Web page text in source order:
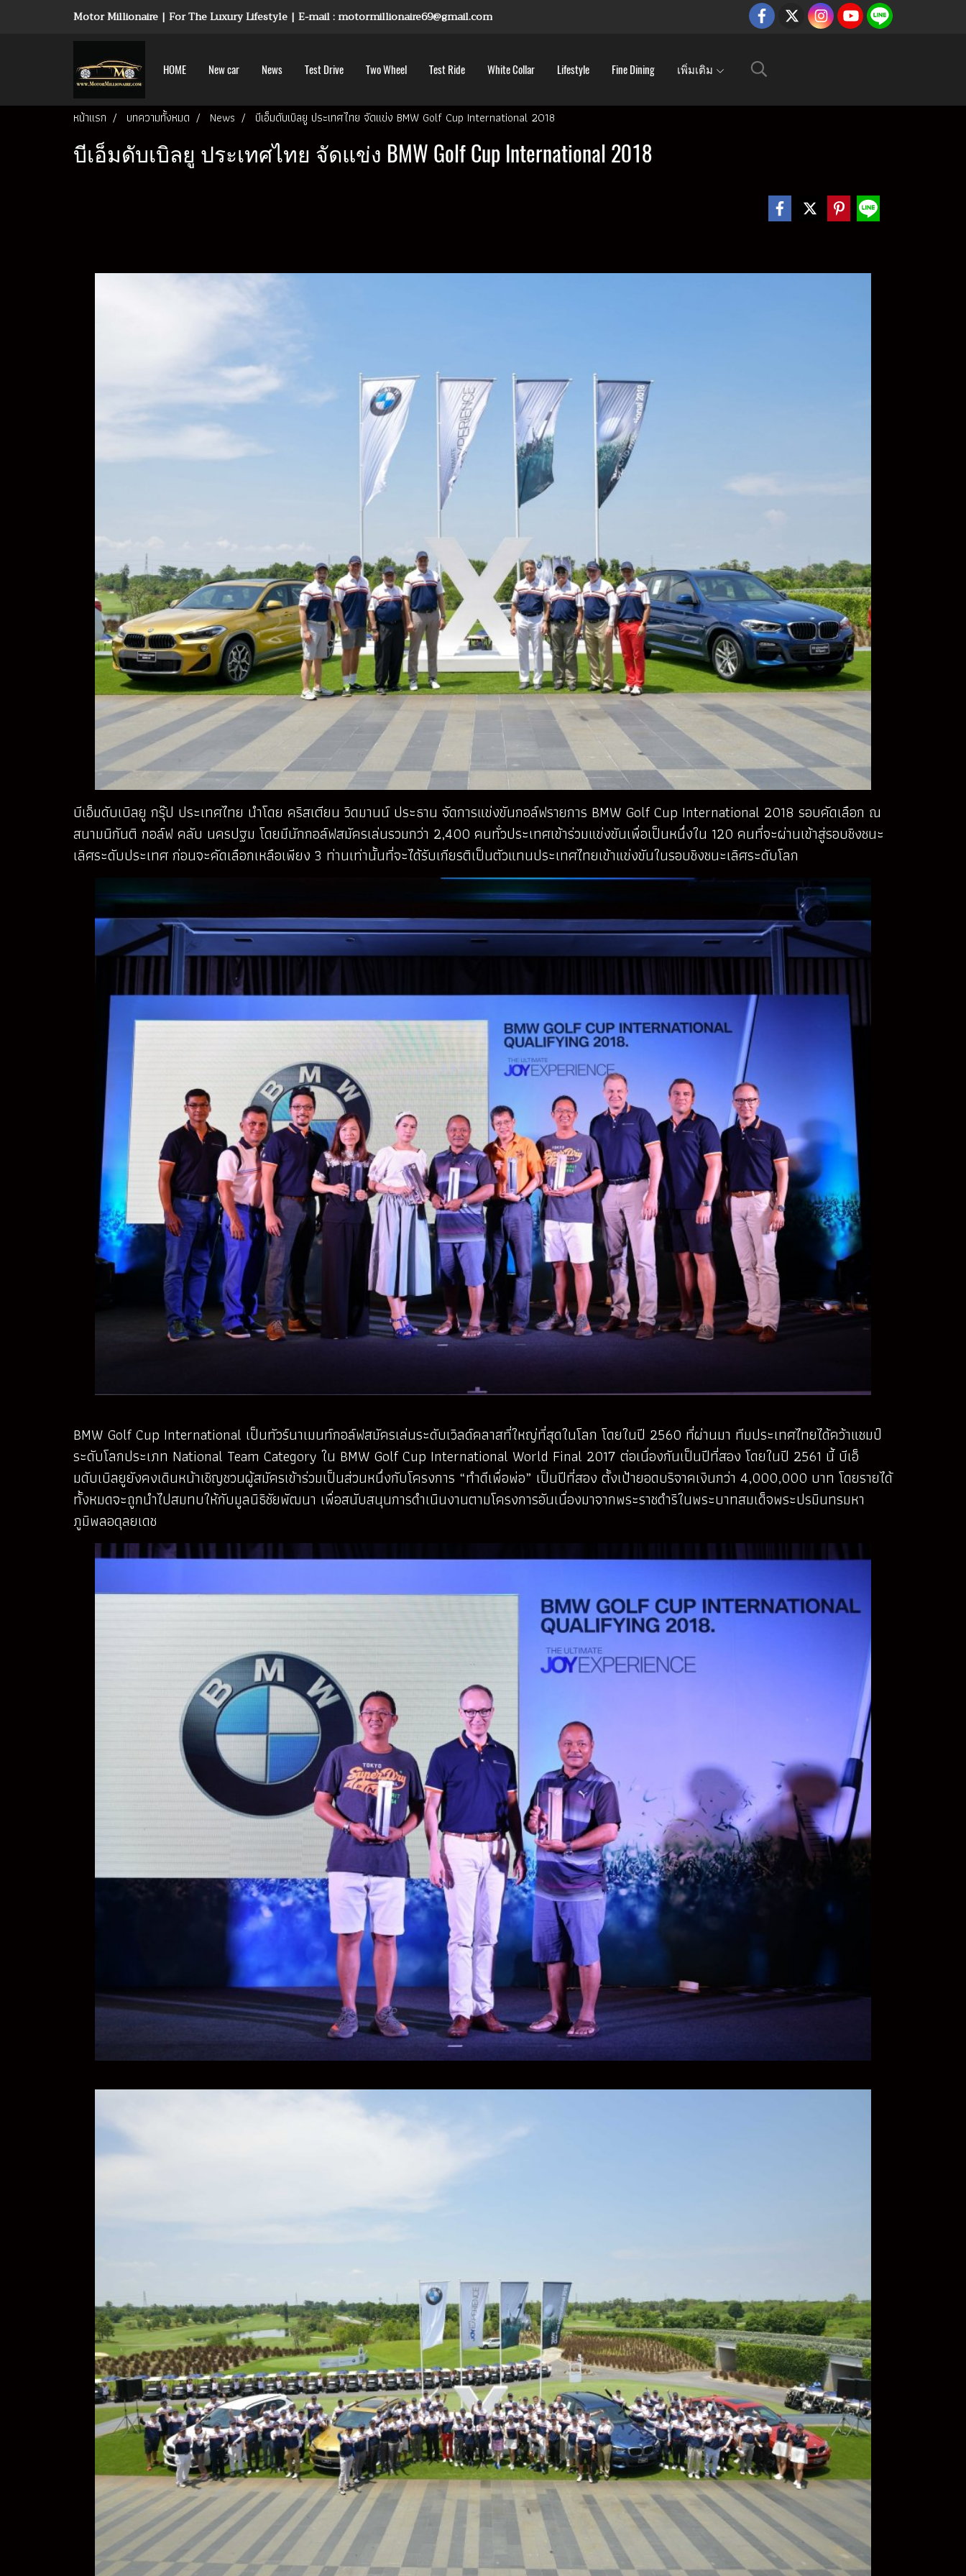
Motor Millionaire | For The Luxury Lifestyle | E-mail : motormillionaire69@gmail.com
HOME New car News Test Drive Two Wheel Test Ride White Collar Lifestyle Fine Dining เพิ่มเติม
หน้าแรก บทความทั้งหมด News บีเอ็มดับเบิลยู ประเทศไทย จัดแข่ง BMW Golf Cup International 2018
บีเอ็มดับเบิลยู ประเทศไทย จัดแข่ง BMW Golf Cup International 2018
บีเอ็มดับเบิลยู กรุ๊ป ประเทศไทย นำโดย คริสเตียน วิดมานน์ ประธาน จัดการแข่งขันกอล์ฟรายการ BMW Golf Cup International 2018 รอบคัดเลือก ณ
สนามนิกันติ กอล์ฟ คลับ นครปฐม โดยมีนักกอล์ฟสมัครเล่นรวมกว่า 2,400 คนทั่วประเทศเข้าร่วมแข่งขันเพื่อเป็นหนึ่งใน 120 คนที่จะผ่านเข้าสู่รอบชิงชนะ
เลิศระดับประเทศ ก่อนจะคัดเลือกเหลือเพียง 3 ท่านเท่านั้นที่จะได้รับเกียรติเป็นตัวแทนประเทศไทยเข้าแข่งขันในรอบชิงชนะเลิศระดับโลก
BMW Golf Cup International เป็นทัวร์นาเมนท์กอล์ฟสมัครเล่นระดับเวิลด์คลาสที่ใหญ่ที่สุดในโลก โดยในปี 2560 ที่ผ่านมา ทีมประเทศไทยได้คว้าแชมป์
ระดับโลกประเภท National Team Category ใน BMW Golf Cup International World Final 2017 ต่อเนื่องกันเป็นปีที่สอง โดยในปี 2561 นี้ บีเอ็
มดับเบิลยูยังคงเดินหน้าเชิญชวนผู้สมัครเข้าร่วมเป็นส่วนหนึ่งกับโครงการ “ทำดีเพื่อพ่อ” เป็นปีที่สอง ตั้งเป้ายอดบริจาคเงินกว่า 4,000,000 บาท โดยรายได้
ทั้งหมดจะถูกนำไปสมทบให้กับมูลนิธิชัยพัฒนา เพื่อสนับสนุนการดำเนินงานตามโครงการอันเนื่องมาจากพระราชดำริในพระบาทสมเด็จพระปรมินทรมหา
ภูมิพลอดุลยเดช